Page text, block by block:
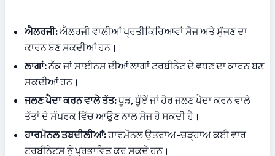
ਐਲਰਜੀ: ਐਲਰਜੀ ਵਾਲੀਆਂ ਪ੍ਰਤੀਕਿਰਿਆਵਾਂ ਸੋਜ ਅਤੇ ਸੁੱਜਣ ਦਾ
ਕਾਰਨ ਬਣ ਸਕਦੀਆਂ ਹਨ।
ਲਾਗਾਂ: ਨੱਕ ਜਾਂ ਸਾਈਨਸ ਦੀਆਂ ਲਾਗਾਂ ਟਰਬੀਨੇਟ ਦੇ ਵਧਣ ਦਾ ਕਾਰਨ ਬਣ
ਸਕਦੀਆਂ ਹਨ।
ਜਲਣ ਪੈਦਾ ਕਰਨ ਵਾਲੇ ਤੱਤ: ਧੂੜ, ਧੂੰਏਂ ਜਾਂ ਹੋਰ ਜਲਣ ਪੈਦਾ ਕਰਨ ਵਾਲੇ
ਤੱਤਾਂ ਦੇ ਸੰਪਰਕ ਵਿੱਚ ਆਉਣ ਨਾਲ ਸੋਜ ਹੋ ਸਕਦੀ ਹੈ।
ਹਾਰਮੋਨਲ ਤਬਦੀਲੀਆਂ: ਹਾਰਮੋਨਲ ਉਤਰਾਅ-ਚੜ੍ਹਾਅ ਕਈ ਵਾਰ
ਟਰਬੀਨੇਟਸ ਨੂੰ ਪ੍ਰਭਾਵਿਤ ਕਰ ਸਕਦੇ ਹਨ।